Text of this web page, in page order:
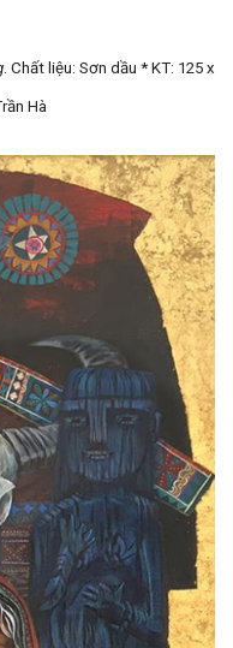
. Chất liệu: Sơn dầu * KT: 125 x
Hà